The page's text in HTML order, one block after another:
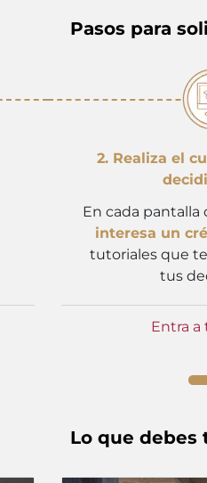
Pasos para
2. Realiza el
En cada pantalla
interesa un
tutoriales que
tus
Entra
Lo que debes